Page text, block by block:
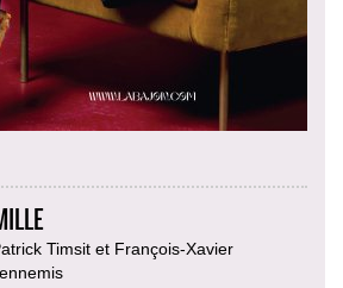
Timsit et François-Xavier